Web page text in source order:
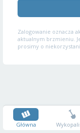
Zalogowanie oznacza
aktualnym brzmieniu.
prosimy o
Główna